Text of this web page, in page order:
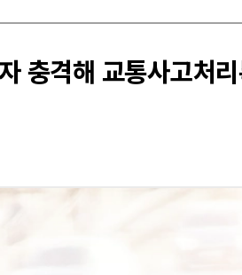
충격해 교통사고처